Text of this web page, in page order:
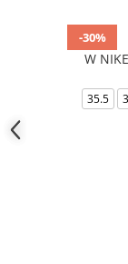
-30%
W
35.5